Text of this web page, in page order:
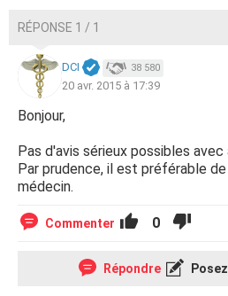
RÉPONSE 1 / 1
DCI 38 580
20 avr. 2015 à 17:39
Bonjour,
Pas d'avis sérieux possibles avec
Par prudence, il est préférable
médecin.
Commenter 0
Répondre